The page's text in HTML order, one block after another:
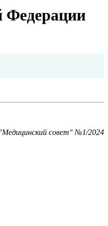
Федерации
совет" №1/2024